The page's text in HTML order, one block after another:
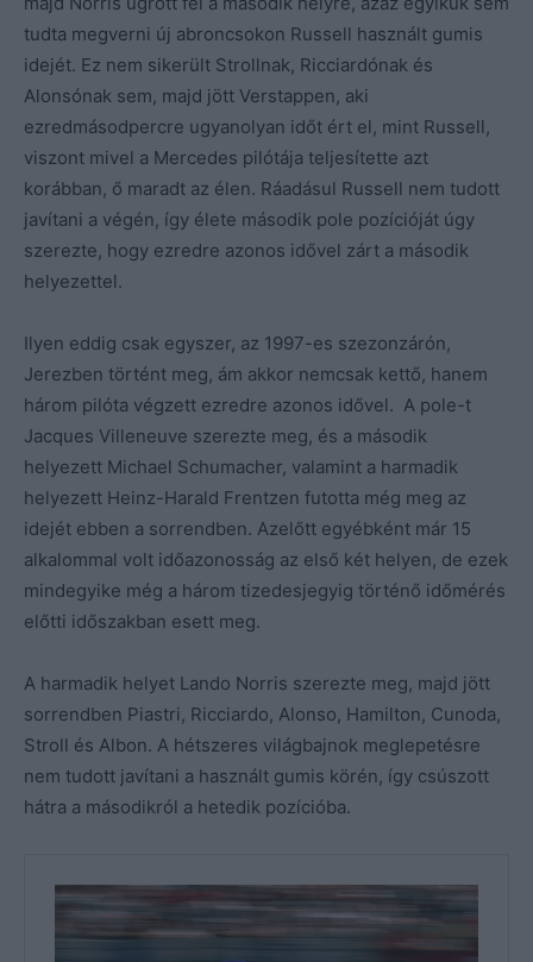
tudta megverni új abroncsokon Russell használt gumis
idejét. Ez nem sikerült Strollnak, Ricciardónak és
Alonsónak sem, majd jött Verstappen, aki
ezredmásodpercre ugyanolyan időt ért el, mint Russell,
viszont mivel a Mercedes pilótája teljesítette azt
korábban, ő maradt az élen. Ráadásul Russell nem tudott
javítani a végén, így élete második pole pozícióját úgy
szerezte, hogy ezredre azonos idővel zárt a második
helyezettel.
Ilyen eddig csak egyszer, az 1997-es szezonzárón,
Jerezben történt meg, ám akkor nemcsak kettő, hanem
három pilóta végzett ezredre azonos idővel. A pole-t
Jacques Villeneuve szerezte meg, és a második
helyezett Michael Schumacher, valamint a harmadik
helyezett Heinz-Harald Frentzen futotta még meg az
idejét ebben a sorrendben. Azelőtt egyébként már 15
alkalommal volt időazonosság az első két helyen, de ezek
mindegyike még a három tizedesjegyig történő időmérés
előtti időszakban esett meg.
A harmadik helyet Lando Norris szerezte meg, majd jött
sorrendben Piastri, Ricciardo, Alonso, Hamilton, Cunoda,
Stroll és Albon. A hétszeres világbajnok meglepetésre
nem tudott javítani a használt gumis körén, így csúszott
hátra a másodikról a hetedik pozícióba.